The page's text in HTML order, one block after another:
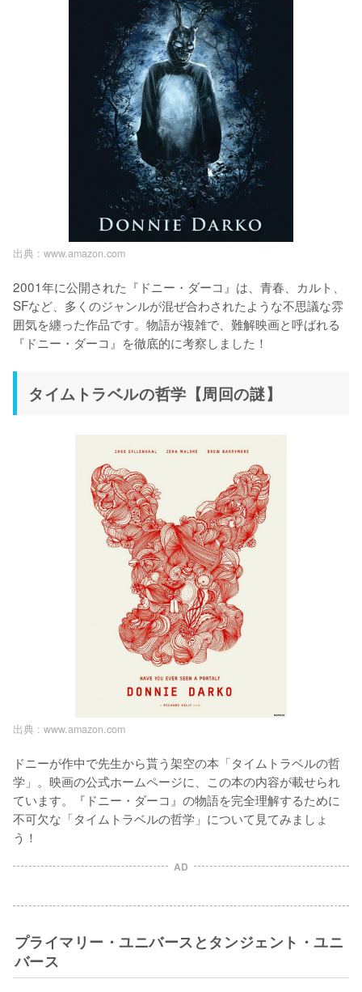
出典 : www.amazon.com
2001年に公開された『ドニー・ダーコ』は、青春、カルト、
SFなど、多くのジャンルが混ぜ合わされたような不思議な雰
囲気を纏った作品です。物語が複雑で、難解映画と呼ばれる
『ドニー・ダーコ』を徹底的に考察しました！
タイムトラベルの哲学【周回の謎】
出典 : www.amazon.com
ドニーが作中で先生から貰う架空の本「タイムトラベルの哲
学」。映画の公式ホームページに、この本の内容が載せられ
ています。『ドニー・ダーコ』の物語を完全理解するために
不可欠な「タイムトラベルの哲学」について見てみましょ
う！
AD
プライマリー・ユニバースとタンジェント・ユニ
バース